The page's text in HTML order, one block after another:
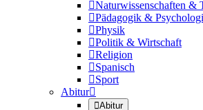
Naturwissenschaften &
Pädagogik &
Physik
Politik & Wirtschaft
Religion
Spanisch
Sport
Abitur
Abitur